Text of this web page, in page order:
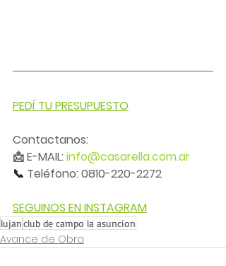
PEDÍ TU PRESUPUESTO
Contactanos:
📩 E-MAIL: info@casarella.com.ar
📞 Teléfono: 0810-220-2272
SEGUINOS EN INSTAGRAM
lujanclub de campo la asuncion
Avance de Obra